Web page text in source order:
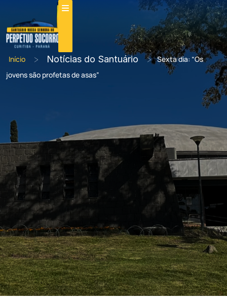
Início > Notícias do Santuário > Sexta dia: “Os
jovens são profetas de asas”